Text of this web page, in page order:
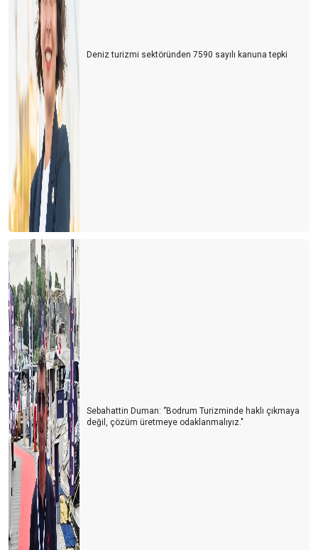
FVW Workshop İstanbul’da yapıldı
Şimdi Tam Zamanı
Anadolu’nun zenginlikleri
Başarının yolu
VEFA, HEM İYİ HEM DE KÖTÜ GÜNDE !!!
Deniz turizmi sektöründen 7590 sayılı kanuna tepki
Sebahattin Duman: ‘’Bodrum Turizminde haklı çıkmaya
değil, çözüm üretmeye odaklanmalıyız."